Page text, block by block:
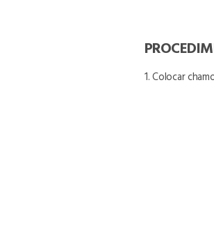
1. Colocar